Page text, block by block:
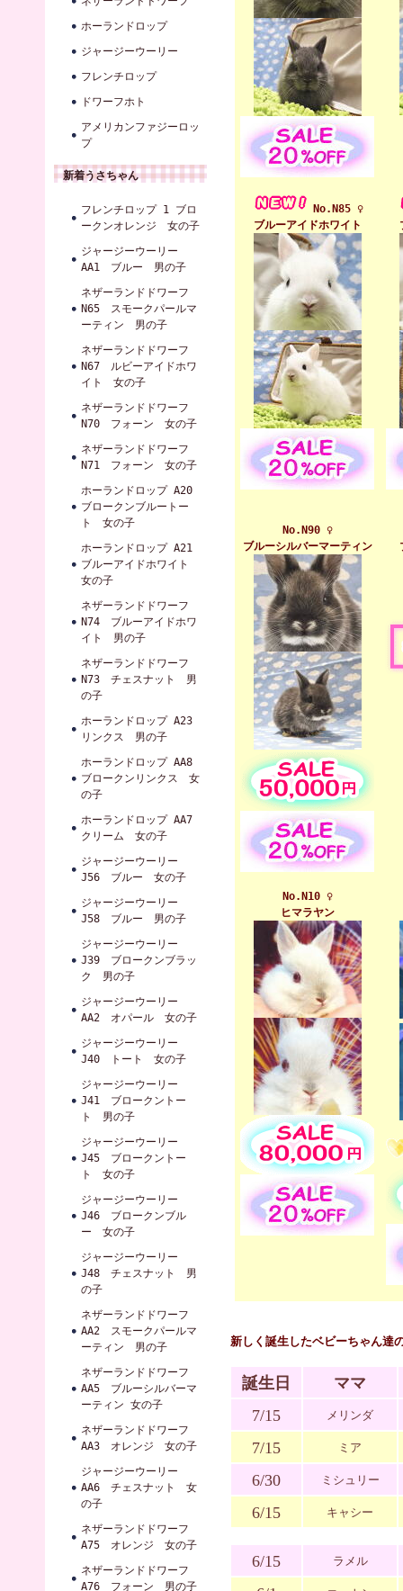
ホーランドロップ
ジャージーウーリー
フレンチロップ
ドワーフホト
アメリカンファジーロッ
プ
新着うさちゃん
フレンチロップ 1 ブロ
ークンオレンジ 女の子
ジャージーウーリー
AA1 ブルー 男の子
ネザーランドドワーフ
N65 スモークパールマ
ーティン 男の子
ネザーランドドワーフ
N67 ルビーアイドホワ
イト 女の子
ネザーランドドワーフ
N70 フォーン 女の子
ネザーランドドワーフ
N71 フォーン 女の子
ホーランドロップ A20
ブロークンブルートー
ト 女の子
ホーランドロップ A21
ブルーアイドホワイト
女の子
ネザーランドドワーフ
N74 ブルーアイドホワ
イト 男の子
ネザーランドドワーフ
N73 チェスナット 男
の子
ホーランドロップ A23
リンクス 男の子
ホーランドロップ AA8
ブロークンリンクス 女
の子
ホーランドロップ AA7
クリーム 女の子
ジャージーウーリー
J56 ブルー 女の子
ジャージーウーリー
J58 ブルー 男の子
ジャージーウーリー
J39 ブロークンブラッ
ク 男の子
ジャージーウーリー
AA2 オパール 女の子
ジャージーウーリー
J40 トート 女の子
ジャージーウーリー
J41 ブロークントー
ト 男の子
ジャージーウーリー
J45 ブロークントー
ト 女の子
ジャージーウーリー
J46 ブロークンブル
ー 女の子
ジャージーウーリー
J48 チェスナット 男
の子
ネザーランドドワーフ
AA2 スモークパールマ
ーティン 男の子
ネザーランドドワーフ
AA5 ブルーシルバーマ
ーティン 女の子
ネザーランドドワーフ
AA3 オレンジ 女の子
ジャージーウーリー
AA6 チェスナット 女
の子
ネザーランドドワーフ
A75 オレンジ 女の子
ネザーランドドワーフ
A76 フォーン 男の子
No.N85 ♀
ブルーアイドホワイト
No.N90 ♀
ブルーシルバーマーティン
No.N10 ♀
ヒマラヤン
新しく誕生したベビーちゃん達
誕生日
ママ
7/15
メリンダ
7/15 ミア
6/30 ミシュリー
6/15 キャシー
6/15 ラメル